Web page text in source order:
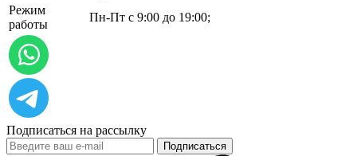
Режим
работы
Пн-Пт с 9:00 до 19:00;
Подписаться на рассылку
Подписаться